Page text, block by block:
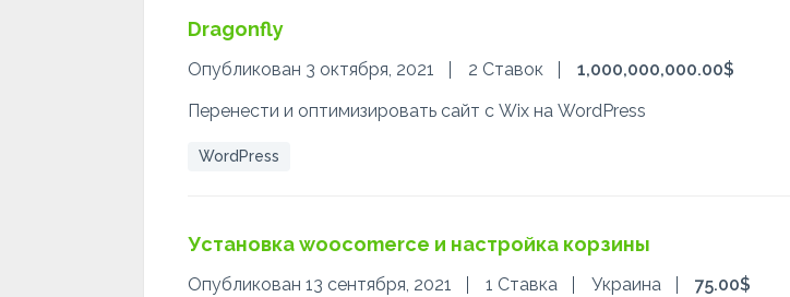
Dragonfly
Опубликован 3 октября, 2021 2 Ставок
1,000,000,000.00$
Перенести и оптимизировать сайт с Wix на WordPress
WordPress
Установка woocomerce и настройка корзины
Опубликован 13 сентября, 2021 1 Ставка Украина
75.00$